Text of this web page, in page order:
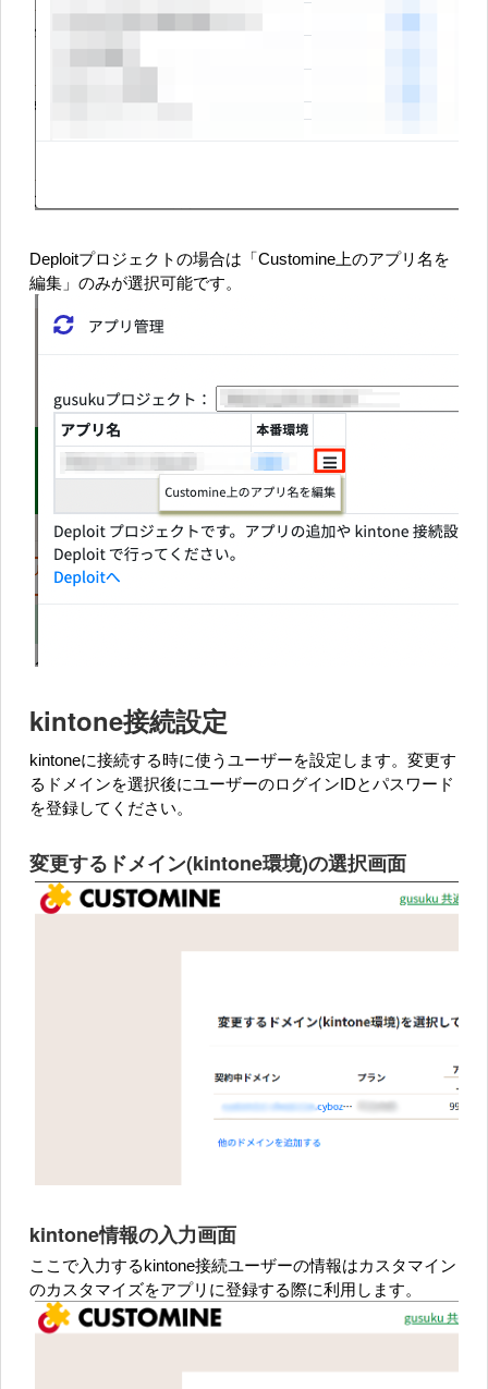
Deploitプロジェクトの場合は「Customine上のアプリ名を
編集」のみが選択可能です。
kintone接続設定
kintoneに接続する時に使うユーザーを設定します。変更す
るドメインを選択後にユーザーのログインIDとパスワード
を登録してください。
変更するドメイン(kintone環境)の選択画面
kintone情報の入力画面
ここで入力するkintone接続ユーザーの情報はカスタマイン
のカスタマイズをアプリに登録する際に利用します。